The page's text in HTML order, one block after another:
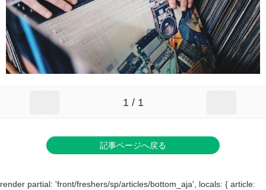
1 / 1
記事ページへ戻る
render partial: 'front/freshers/sp/articles/bottom_aja', locals: { article: